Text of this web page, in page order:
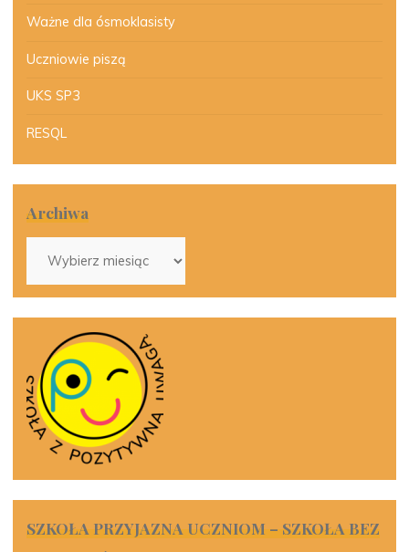
Ważne dla ósmoklasisty
Uczniowie piszą
UKS SP3
RESQL
Archiwa
SZKOŁA PRZYJAZNA UCZNIOM – SZKOŁA BEZ